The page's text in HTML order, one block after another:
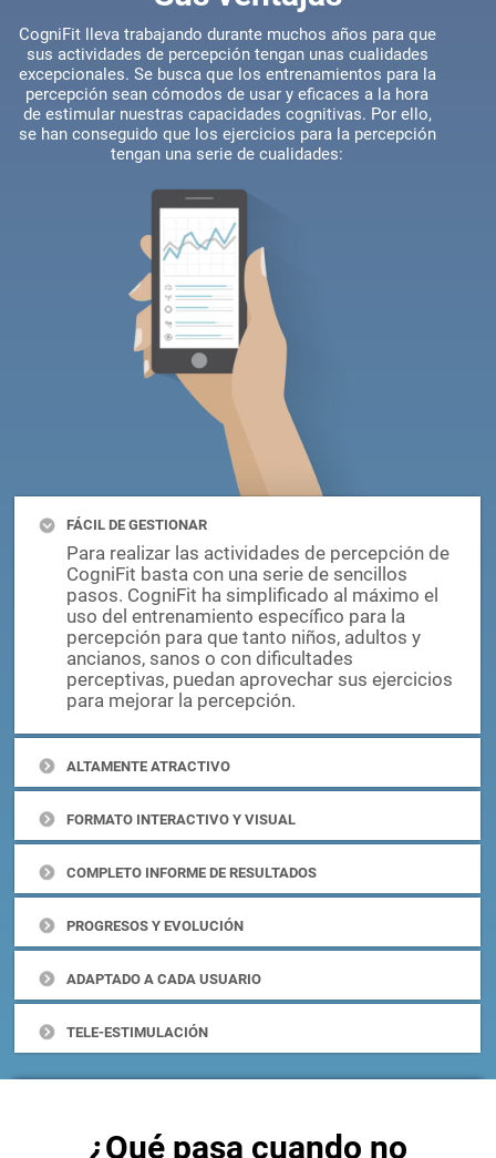
Sus ventajas
CogniFit lleva trabajando durante muchos años para que
sus actividades de percepción tengan unas cualidades
excepcionales. Se busca que los entrenamientos para la
percepción sean cómodos de usar y eficaces a la hora
de estimular nuestras capacidades cognitivas. Por ello,
se han conseguido que los ejercicios para la percepción
tengan una serie de cualidades:
FÁCIL DE GESTIONAR
Para realizar las actividades de percepción de
CogniFit basta con una serie de sencillos
pasos. CogniFit ha simplificado al máximo el
uso del entrenamiento específico para la
percepción para que tanto niños, adultos y
ancianos, sanos o con dificultades
perceptivas, puedan aprovechar sus ejercicios
para mejorar la percepción.